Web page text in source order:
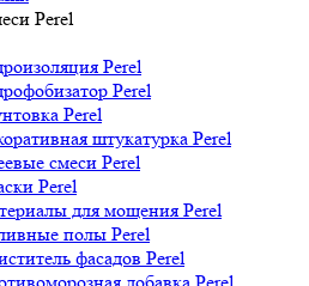
Perel
Perel
Perel
Perel
штукатурка Perel
смеси Perel
Perel
для мощения Perel
полы Perel
фасадов Perel